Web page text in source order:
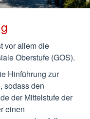
vor allem die
Oberstufe (GOS).
Hinführung zur
sodass den
der Mittelstufe der
einen